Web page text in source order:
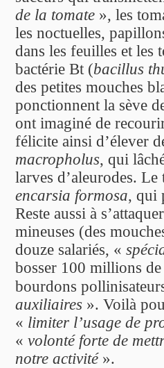
de la tomate », les
les noctuelles,
dans les feuilles et les
bactérie Bt (bacillus
des petites mouches
ponctionnent la sève
ont imaginé de
félicite ainsi d’élever
macropholus, qui
larves d’aleurodes. Le
encarsia formosa, qui
Reste aussi à
mineuses (des
douze salariés, «
bosser 100 millions de
bourdons
auxiliaires ». Voilà
« limiter l’usage de
« volonté forte de
notre activité».